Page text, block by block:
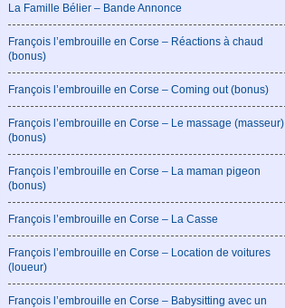
La Famille Bélier – Bande Annonce
François l’embrouille en Corse – Réactions à chaud
(bonus)
François l’embrouille en Corse – Coming out (bonus)
François l’embrouille en Corse – Le massage (masseur)
(bonus)
François l’embrouille en Corse – La maman pigeon
(bonus)
François l’embrouille en Corse – La Casse
François l’embrouille en Corse – Location de voitures
(loueur)
François l’embrouille en Corse – Babysitting avec un